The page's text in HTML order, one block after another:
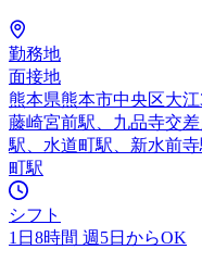
勤務地
面接地
熊本県熊本市中央区大江
藤崎宮前駅、九品寺交
駅、水道町駅、新水前
町駅
シフト
1日8時間 週5日からOK